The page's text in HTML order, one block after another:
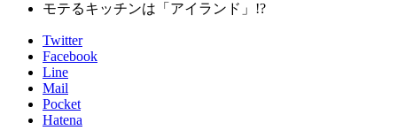
モテるキッチンは「アイランド」!?
Twitter
Facebook
Line
Mail
Pocket
Hatena